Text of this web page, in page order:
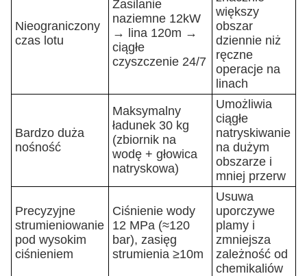
Nieograniczony
czas lotu
Zasilanie
naziemne 12kW
→ lina 120m →
ciągłe
czyszczenie 24/7
większy
obszar
dziennie niż
ręczne
operacje na
linach
Bardzo duża
nośność
Maksymalny
ładunek 30 kg
(zbiornik na
wodę + głowica
natryskowa)
Umożliwia
ciągłe
natryskiwanie
na dużym
obszarze i
mniej przerw
Precyzyjne
strumieniowanie
pod wysokim
ciśnieniem
Ciśnienie wody
12 MPa (≈120
bar), zasięg
strumienia ≥10m
Usuwa
uporczywe
plamy i
zmniejsza
zależność od
chemikaliów